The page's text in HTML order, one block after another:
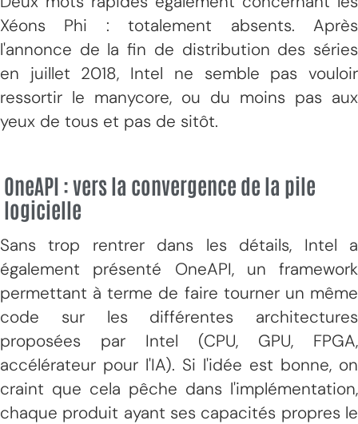
Xéons Phi : totalement absents. Après
l'annonce de la fin de distribution des séries
en juillet 2018, Intel ne semble pas vouloir
ressortir le manycore, ou du moins pas aux
yeux de tous et pas de sitôt.
OneAPI : vers la convergence de la pile
logicielle
Sans trop rentrer dans les détails, Intel a
également présenté OneAPI, un framework
permettant à terme de faire tourner un même
code sur les différentes architectures
proposées par Intel (CPU, GPU, FPGA,
accélérateur pour l'IA). Si l'idée est bonne, on
craint que cela pêche dans l'implémentation,
chaque produit ayant ses capacités propres le